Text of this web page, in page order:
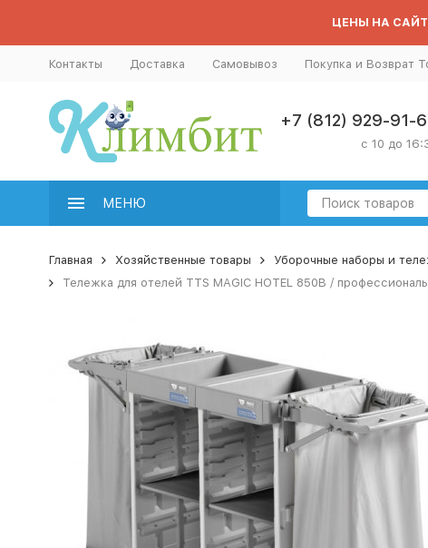
ЦЕНЫ НА
Контакты Доставка Самовывоз Покупка и Возврат
+7 (812) 929-91-
с 10 до
МЕНЮ
Главная Хозяйственные товары Уборочные наборы и
Тележка для отелей TTS MAGIC HOTEL 850B /